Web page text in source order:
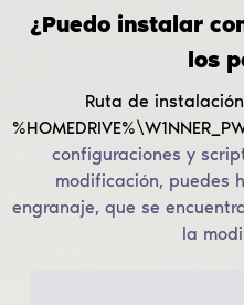
¿Puedo instalar
los
Ruta de
configuraciones y
modificación, puedes
engranaje, que se
la